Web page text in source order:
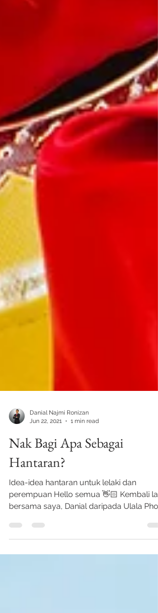
Jun 22, 2021
1 min read
Nak Bagi Apa Sebagai
Hantaran?
Idea-idea hantaran untuk lelaki dan
perempuan Hello semua 👋🏻 Kembali
bersama saya, Danial daripada Ulala
di blog post ini....